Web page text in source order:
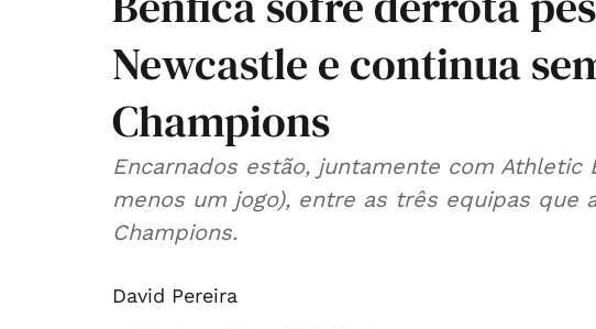
Newcastle e continua
Champions
Encarnados estão, juntamente com Athletic
menos um jogo), entre as três equipas que
Champions.
David Pereira